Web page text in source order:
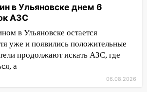
какой будет
днем 5 августа
изнасиловали 13-
в центре Ульяновска
выкопали, посадили в
утопить в Волге
в Ульяновске днем 6
АЗС
в Ульяновске остается
уже и появились положительные
продолжают искать АЗС, где
а
06.08.2026